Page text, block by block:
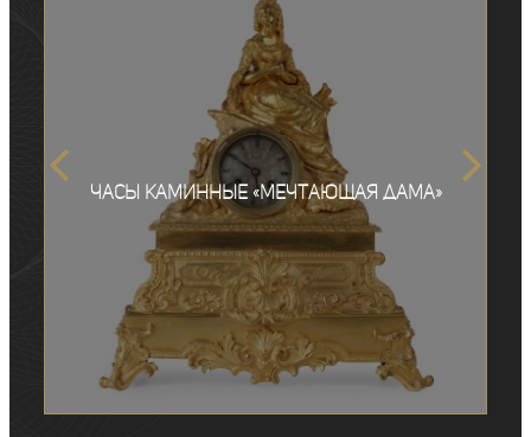
Часы каминные «Мечтающая дама»